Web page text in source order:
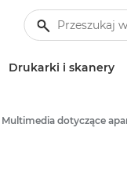
Drukarki i skanery